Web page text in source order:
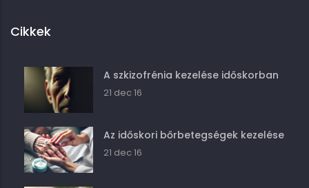
Cikkek
A szkizofrénia kezelése időskorban
21 dec 16
Az időskori bőrbetegségek kezelése
21 dec 16